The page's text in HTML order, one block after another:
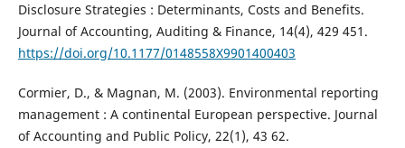
Disclosure Strategies : Determinants, Costs and Benefits.
Journal of Accounting, Auditing & Finance, 14(4), 429 451.
https://doi.org/10.1177/0148558X9901400403
Cormier, D., & Magnan, M. (2003). Environmental reporting
management : A continental European perspective. Journal
of Accounting and Public Policy, 22(1), 43 62.